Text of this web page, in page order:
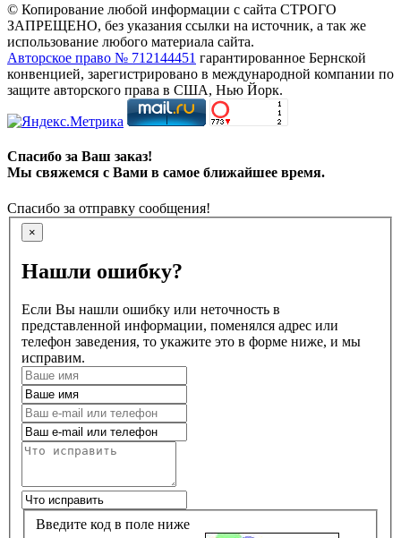
© Копирование любой информации с сайта СТРОГО
ЗАПРЕЩЕНО, без указания ссылки на источник, а так же
использование любого материала сайта.
Авторское право № 712144451 гарантированное Бернской
конвенцией, зарегистрировано в международной компании по
защите авторского права в США, Нью Йорк.
Спасибо за Ваш заказ!
Мы свяжемся с Вами в самое ближайшее время.
Спасибо за отправку сообщения!
×
Нашли ошибку?
Если Вы нашли ошибку или неточность в
представленной информации, поменялся адрес или
телефон заведения, то укажите это в форме ниже, и мы
исправим.
Введите код в поле ниже